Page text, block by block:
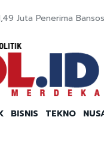
Juta Penerima
BISNIS TEKNO